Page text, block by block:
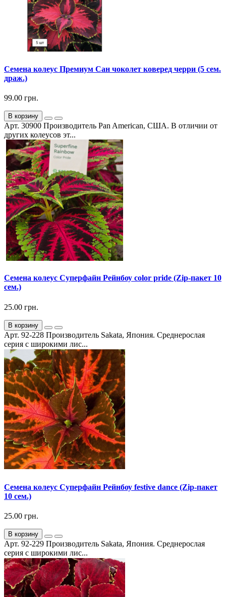
Семена колеус Премиум Сан чоколет коверед черри (5 сем.
драж.)
99.00 грн.
В корзину
Арт. 30900 Производитель Pan American, США. В отличии от
других колеусов эт...
Семена колеус Суперфайн Рейнбоу color pride (Zip-пакет 10
сем.)
25.00 грн.
В корзину
Арт. 92-228 Производитель Sakata, Япония. Среднерослая
серия с широкими лис...
Семена колеус Суперфайн Рейнбоу festive dance (Zip-пакет
10 сем.)
25.00 грн.
В корзину
Арт. 92-229 Производитель Sakata, Япония. Среднерослая
серия с широкими лис...